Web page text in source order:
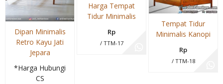
Dipan Minimalis
Retro Kayu Jati
Jepara
*Harga Hubungi
CS
Harga Tempat
Tidur Minimalis
Rp
/ TTM-17
Tempat Tidur
Minimalis Kanopi
Rp
/ TTM-18